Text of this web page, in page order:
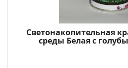
Светонакопительная
среды Белая с